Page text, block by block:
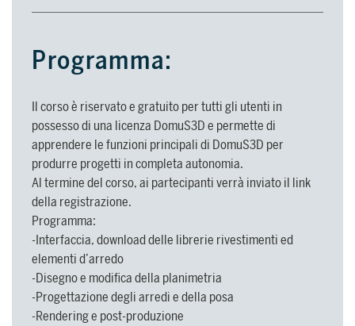
Servizi di assistenza per guidarti
nell’utilizzo del software,
dall’installazione alla realizzazione dei
progetti.
Scopri
PER ARCHITETTI E DESIGNER
PER ARCHITETTI E DESIGNER
Scopri di più >
Programma:
Il corso è riservato e gratuito per tutti gli utenti in
possesso di una licenza DomuS3D e permette di
apprendere le funzioni principali di DomuS3D per
produrre progetti in completa autonomia.
Al termine del corso, ai partecipanti verrà inviato il link
della registrazione.
Programma:
-Interfaccia, download delle librerie rivestimenti ed
elementi d’arredo
-Disegno e modifica della planimetria
-Progettazione degli arredi e della posa
-Rendering e post-produzione